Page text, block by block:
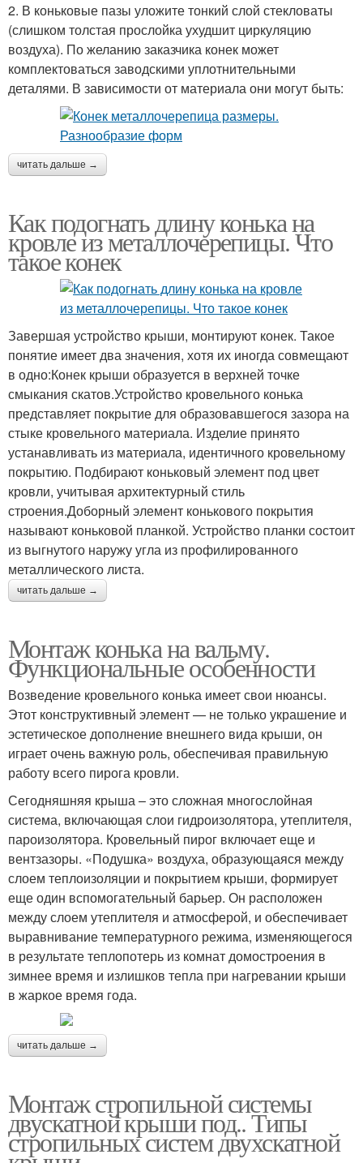
2. В коньковые пазы уложите тонкий слой стекловаты
(слишком толстая прослойка ухудшит циркуляцию
воздуха). По желанию заказчика конек может
комплектоваться заводскими уплотнительными
деталями. В зависимости от материала они могут быть:
читать дальше →
Как подогнать длину конька на
кровле из металлочерепицы. Что
такое конек
Завершая устройство крыши, монтируют конек. Такое
понятие имеет два значения, хотя их иногда совмещают
в одно:Конек крыши образуется в верхней точке
смыкания скатов.Устройство кровельного конька
представляет покрытие для образовавшегося зазора на
стыке кровельного материала. Изделие принято
устанавливать из материала, идентичного кровельному
покрытию. Подбирают коньковый элемент под цвет
кровли, учитывая архитектурный стиль
строения.Доборный элемент конькового покрытия
называют коньковой планкой. Устройство планки состоит
из выгнутого наружу угла из профилированного
металлического листа.
читать дальше →
Монтаж конька на вальму.
Функциональные особенности
Возведение кровельного конька имеет свои нюансы.
Этот конструктивный элемент — не только украшение и
эстетическое дополнение внешнего вида крыши, он
играет очень важную роль, обеспечивая правильную
работу всего пирога кровли.
Сегодняшняя крыша – это сложная многослойная
система, включающая слои гидроизолятора, утеплителя,
пароизолятора. Кровельный пирог включает еще и
вентзазоры. «Подушка» воздуха, образующаяся между
слоем теплоизоляции и покрытием крыши, формирует
еще один вспомогательный барьер. Он расположен
между слоем утеплителя и атмосферой, и обеспечивает
выравнивание температурного режима, изменяющегося
в результате теплопотерь из комнат домостроения в
зимнее время и излишков тепла при нагревании крыши
в жаркое время года.
читать дальше →
Монтаж стропильной системы
двускатной крыши под.. Типы
стропильных систем двухскатной